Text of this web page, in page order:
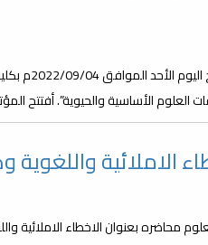
في أجواء
الأساسية والحيوية”. أفتتح
الاملائية واللغوية
محاضره بعنوان الاخطاء الاملائية